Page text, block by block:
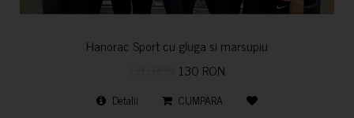
Hanorac Sport cu gluga si marsupiu
130 RON
Detalii CUMPARA